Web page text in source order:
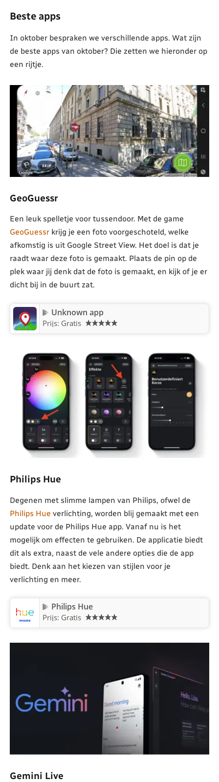
Beste apps
In oktober bespraken we verschillende apps. Wat zijn
de beste apps van oktober? Die zetten we hieronder op
een rijtje.
GeoGuessr
Een leuk spelletje voor tussendoor. Met de game
GeoGuessr krijg je een foto voorgeschoteld, welke
afkomstig is uit Google Street View. Het doel is dat je
raadt waar deze foto is gemaakt. Plaats de pin op de
plek waar jij denk dat de foto is gemaakt, en kijk of je er
dicht bij in de buurt zat.
Unknown app
Prijs: Gratis
Philips Hue
Degenen met slimme lampen van Philips, ofwel de
Philips Hue verlichting, worden blij gemaakt met een
update voor de Philips Hue app. Vanaf nu is het
mogelijk om effecten te gebruiken. De applicatie biedt
dit als extra, naast de vele andere opties die de app
biedt. Denk aan het kiezen van stijlen voor je
verlichting en meer.
Philips Hue
Prijs: Gratis
Gemini Live